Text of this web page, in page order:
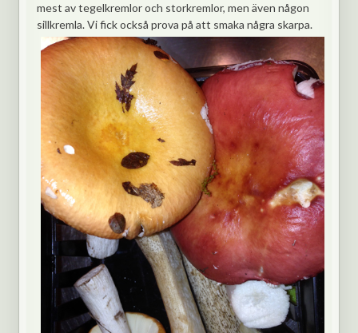
mest av tegelkremlor och storkremlor, men även någon
sillkremla. Vi fick också prova på att smaka några skarpa.